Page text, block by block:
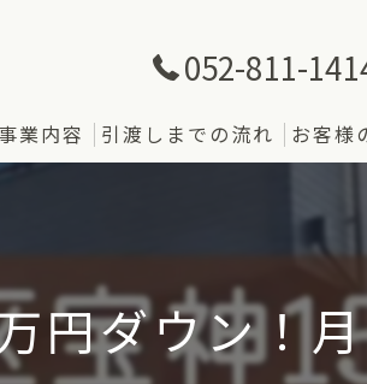
052-811-
事業内容 引渡しまでの流れ お客様
円ダウン！